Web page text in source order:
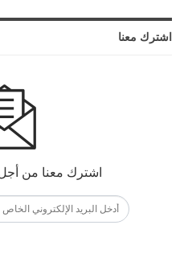
اشترك معنا
اشترك معنا من